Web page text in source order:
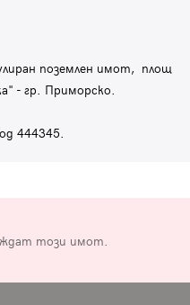
поземлен имот, площ
- гр. Приморско.
444345.
този имот.